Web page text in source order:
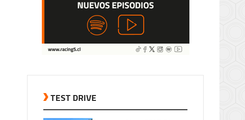
TEST DRIVE